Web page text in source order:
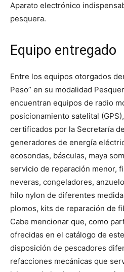
Aparato electrónico
pesquera.
Equipo entregado
Entre los equipos otorgados
Peso” en su modalidad
encuentran equipos de radio
posicionamiento satelital
certificados por la Secretaría
generadores de energía
ecosondas, básculas, maya
servicio de reparación menor,
neveras, congeladores,
hilo nylon de diferentes
plomos, kits de reparación de
Cabe mencionar que, como
ofrecidas en el catálogo de
disposición de pescadores
refacciones mecánicas que